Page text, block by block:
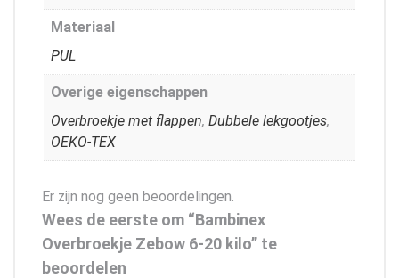
Materiaal
PUL
Overige eigenschappen
Overbroekje met flappen, Dubbele lekgootjes,
OEKO-TEX
Er zijn nog geen beoordelingen.
Wees de eerste om “Bambinex
Overbroekje Zebow 6-20 kilo” te
beoordelen